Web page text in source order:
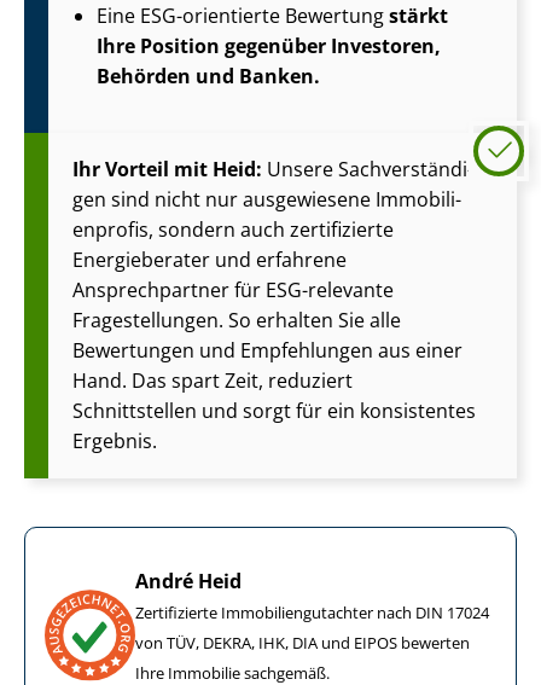
Eine ESG-orientierte Bewertungstärkt
Ihre Position gegenüber Investoren,
Behörden und Banken.
Ihr Vorteil mit Heid: Unsere Sach­ver­stän­di­
gen sind nicht nur ausgewiesene Im­mo­bi­li­
en­pro­fis, sondern auch zertifizierte
Energieberater und erfahrene
Ansprechpartner für ESG-relevante
Fragestellungen. So erhalten Sie alle
Bewertungen und Empfehlungen aus einer
Hand. Das spart Zeit, reduziert
Schnittstellen und sorgt für ein konsistentes
Ergebnis.
André Heid
Zertifizierte Im­mo­bi­li­en­gut­ach­ter nach DIN 17024
von TÜV, DEKRA, IHK, DIA und EIPOS bewerten
Ihre Immobilie sachgemäß.